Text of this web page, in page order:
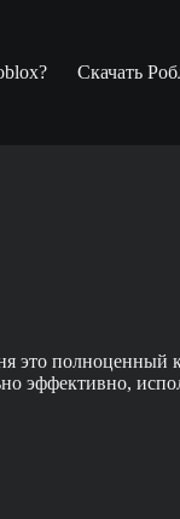
Скачать
полноценный
эффективно,